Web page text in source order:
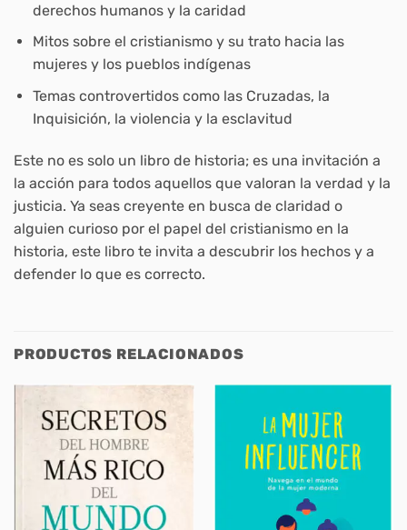
derechos humanos y la caridad
Mitos sobre el cristianismo y su trato hacia las
mujeres y los pueblos indígenas
Temas controvertidos como las Cruzadas, la
Inquisición, la violencia y la esclavitud
Este no es solo un libro de historia; es una invitación a
la acción para todos aquellos que valoran la verdad y la
justicia. Ya seas creyente en busca de claridad o
alguien curioso por el papel del cristianismo en la
historia, este libro te invita a descubrir los hechos y a
defender lo que es correcto.
PRODUCTOS RELACIONADOS